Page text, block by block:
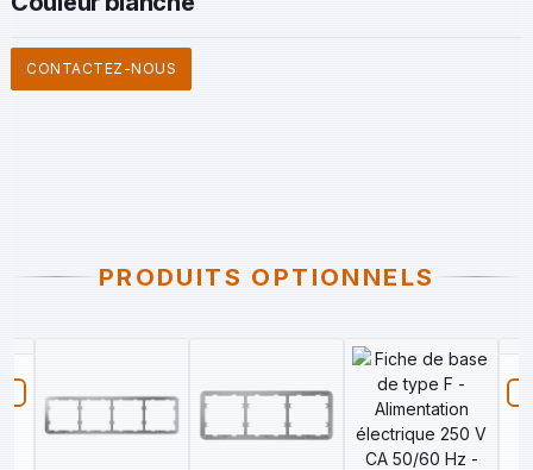
CONTACTEZ-NOUS
PRODUITS OPTIONNELS